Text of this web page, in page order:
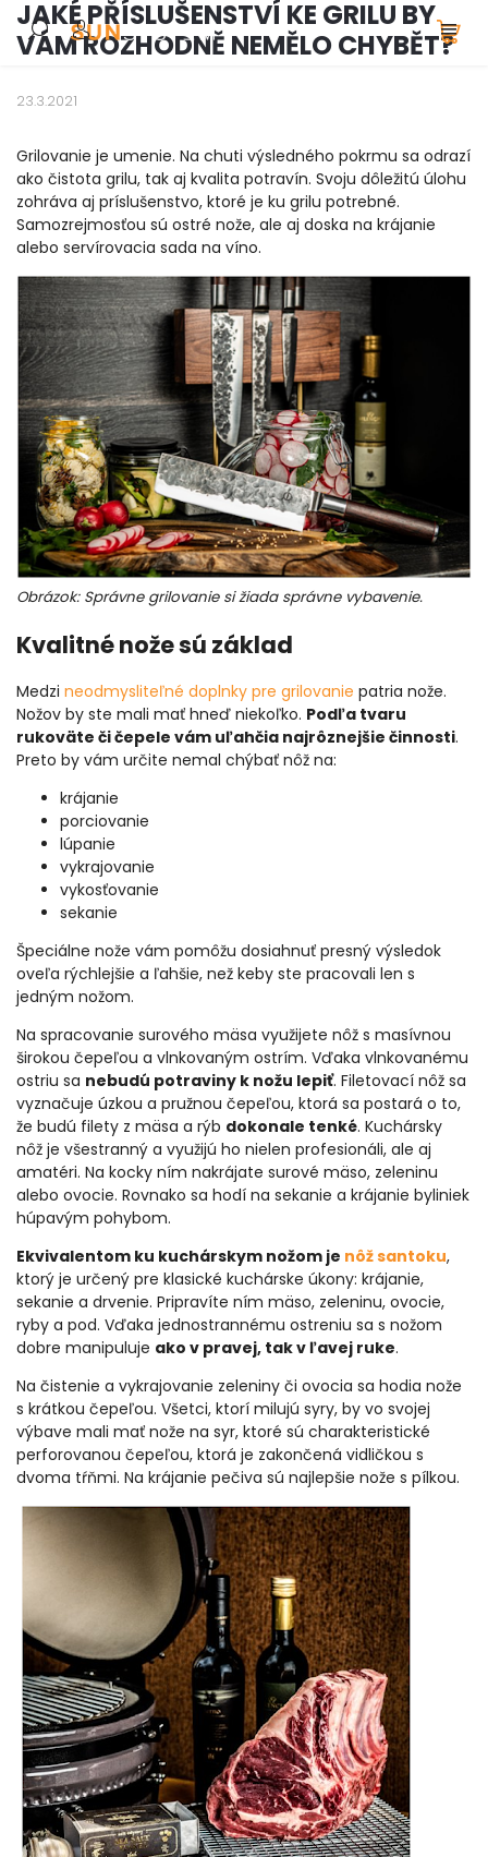
JAKÉ PŘÍSLUŠENSTVÍ KE GRILU BY
VÁM ROZHODNĚ NEMĚLO CHYBĚT?
23.3.2021
Grilovanie je umenie. Na chuti výsledného pokrmu sa odrazí
ako čistota grilu, tak aj kvalita potravín. Svoju dôležitú úlohu
zohráva aj príslušenstvo, ktoré je ku grilu potrebné.
Samozrejmosťou sú ostré nože, ale aj doska na krájanie
alebo servírovacia sada na víno.
Obrázok: Správne grilovanie si žiada správne vybavenie.
Kvalitné nože sú základ
Medzi neodmysliteľné doplnky pre grilovanie patria nože.
Nožov by ste mali mať hneď niekoľko. Podľa tvaru
rukoväte či čepele vám uľahčia najrôznejšie činnosti.
Preto by vám určite nemal chýbať nôž na:
krájanie
porciovanie
lúpanie
vykrajovanie
vykosťovanie
sekanie
Špeciálne nože vám pomôžu dosiahnuť presný výsledok
oveľa rýchlejšie a ľahšie, než keby ste pracovali len s
jedným nožom.
Na spracovanie surového mäsa využijete nôž s masívnou
širokou čepeľou a vlnkovaným ostrím. Vďaka vlnkovanému
ostriu sa nebudú potraviny k nožu lepiť. Filetovací nôž sa
vyznačuje úzkou a pružnou čepeľou, ktorá sa postará o to,
že budú filety z mäsa a rýb dokonale tenké. Kuchársky
nôž je všestranný a využijú ho nielen profesionáli, ale aj
amatéri. Na kocky ním nakrájate surové mäso, zeleninu
alebo ovocie. Rovnako sa hodí na sekanie a krájanie byliniek
húpavým pohybom.
Ekvivalentom ku kuchárskym nožom je nôž santoku,
ktorý je určený pre klasické kuchárske úkony: krájanie,
sekanie a drvenie. Pripravíte ním mäso, zeleninu, ovocie,
ryby a pod. Vďaka jednostrannému ostreniu sa s nožom
dobre manipuluje ako v pravej, tak v ľavej ruke.
Na čistenie a vykrajovanie zeleniny či ovocia sa hodia nože
s krátkou čepeľou. Všetci, ktorí milujú syry, by vo svojej
výbave mali mať nože na syr, ktoré sú charakteristické
perforovanou čepeľou, ktorá je zakončená vidličkou s
dvoma tŕňmi. Na krájanie pečiva sú najlepšie nože s pílkou.